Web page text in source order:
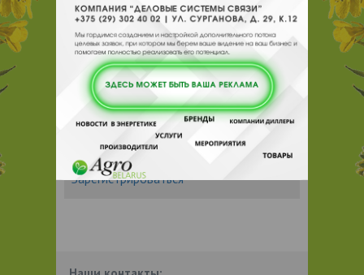
Отзывы Еще
Отзывы
Чтобы оставить комментарий или
выставить рейтинг, нужно
или
Зарегистрироваться